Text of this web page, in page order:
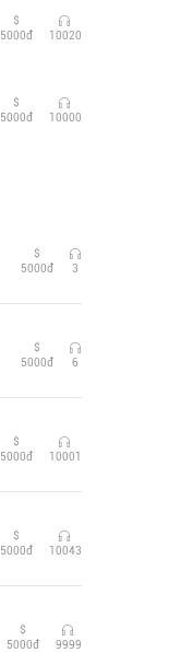
$
5000đ
10020
$
5000đ
10000
$
5000đ
3
$
5000đ
6
$
5000đ
10001
$
5000đ
10043
$
5000đ
9999